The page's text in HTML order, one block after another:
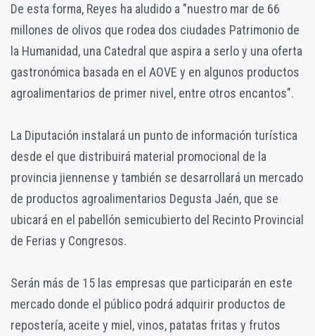
De esta forma, Reyes ha aludido a "nuestro mar de 66
millones de olivos que rodea dos ciudades Patrimonio de
la Humanidad, una Catedral que aspira a serlo y una oferta
gastronómica basada en el AOVE y en algunos productos
agroalimentarios de primer nivel, entre otros encantos".
La Diputación instalará un punto de información turística
desde el que distribuirá material promocional de la
provincia jiennense y también se desarrollará un mercado
de productos agroalimentarios Degusta Jaén, que se
ubicará en el pabellón semicubierto del Recinto Provincial
de Ferias y Congresos.
Serán más de 15 las empresas que participarán en este
mercado donde el público podrá adquirir productos de
repostería, aceite y miel, vinos, patatas fritas y frutos